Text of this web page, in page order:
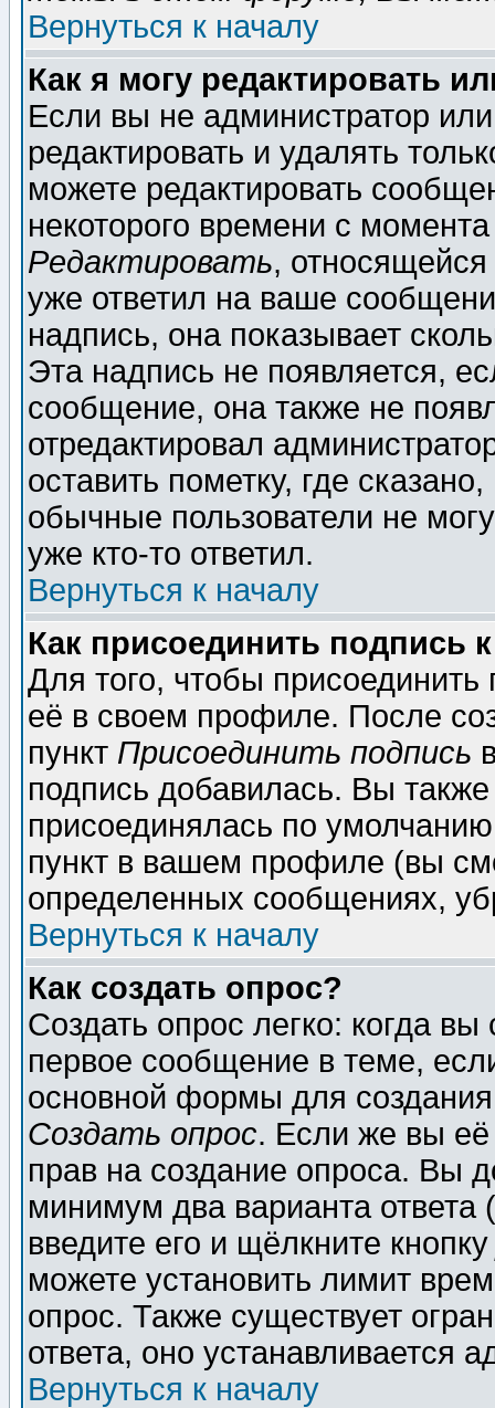
Вернуться к началу
Как я могу редактировать
Если вы не администратор
редактировать и удалять
можете редактировать
некоторого времени с
Редактировать,
уже ответил на ваше
надпись, она показывает
Эта надпись не появляется,
сообщение, она также не
отредактировал
оставить пометку, где
обычные пользователи не
уже кто-то ответил.
Вернуться к началу
Как присоединить подпись
Для того, чтобы
её в своем профиле. После
пункт Присоединить подпись
подпись добавилась. Вы
присоединялась по
пункт в вашем профиле (вы
определенных сообщениях,
Вернуться к началу
Как создать опрос?
Создать опрос легко: когда
первое сообщение в теме,
основной формы для
Создать опрос. Если же вы её
прав на создание опроса. Вы
минимум два варианта ответа
введите его и щёлкните
можете установить лимит
опрос. Также существует
ответа, оно устанавливается
Вернуться к началу